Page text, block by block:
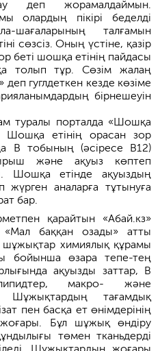
деп жорамалдаймын.
олардың пікірі беделді
шағаларының талғамын
сөзсіз. Оның үстіне, қазір
беті шошқа етінің пайдасы
толып тұр. Сөзім жалаң
гуглдеткен кезде көзіме
бірнешеуін
туралы порталда «Шошқа
Шошқа етінің орасан зор
В тобының (әсіресе В12)
және ақуыз көптеп
Шошқа етінде ақуыздың
жүрген аналарға тұтынуға
бар.
қарайтын «Абай.кз»
баққан озады» атты
шұжықтар химиялық құрамы
бойынша өзара тепе-тең
ақуызды заттар, В
макро- және
Шұжықтардың тағамдық
пен басқа ет өнімдерінің
жоғары. Бұл шұжық өндіру
төмен тканьдерді